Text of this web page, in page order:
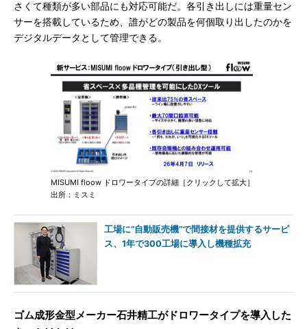
さくて種類が多い部品にも対応可能だ。各引き出しには重量セン
サーを搭載しているため、誰がどの製品を何個取り出したのかを
デジタルデータとして管理できる。
MISUMI floow ドロワータイプの詳細［クリックして拡大］
出所：ミスミ
工場に“自動販売機”で間接材を提供するサービ
ス、1年で300工場に導入し機種拡充
ゴム成形金型メーカー石井精工がドロワータイプを導入した